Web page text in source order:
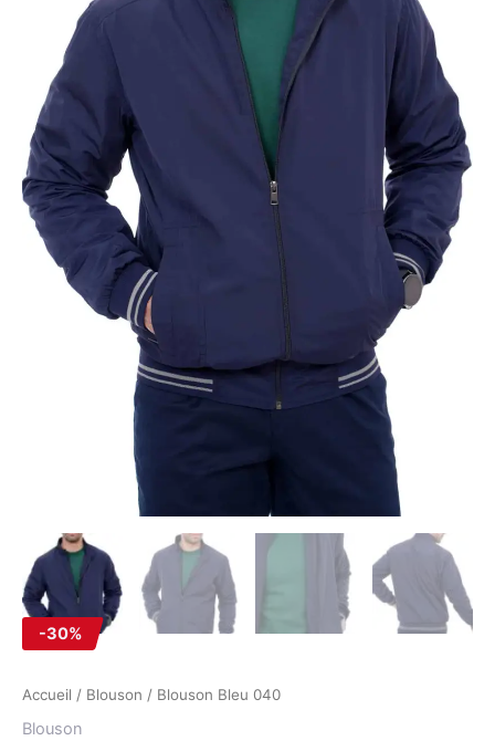
-30%
Accueil / Blouson / Blouson Bleu 040
Blouson